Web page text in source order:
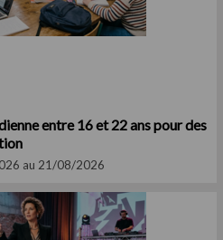
entre 16 et 22 ans pour des
au 21/08/2026